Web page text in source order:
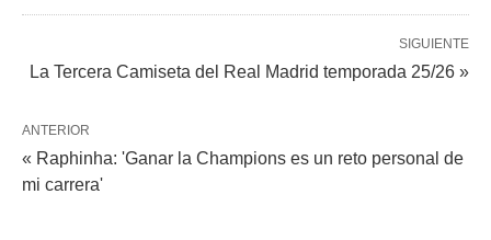
SIGUIENTE
La Tercera Camiseta del Real Madrid temporada 25/26 »
ANTERIOR
« Raphinha: 'Ganar la Champions es un reto personal de
mi carrera'